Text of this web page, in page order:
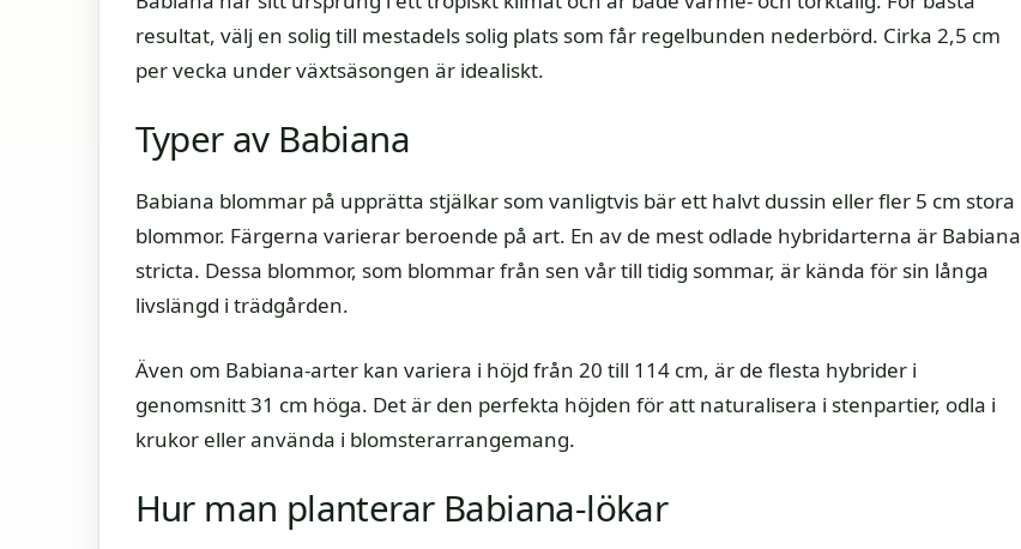
resultat, välj en solig till mestadels solig plats som får regelbunden nederbörd. Cirka 2,5 cm
per vecka under växtsäsongen är idealiskt.
Typer av Babiana
Babiana blommar på upprätta stjälkar som vanligtvis bär ett halvt dussin eller fler 5 cm stora
blommor. Färgerna varierar beroende på art. En av de mest odlade hybridarterna är Babiana
stricta. Dessa blommor, som blommar från sen vår till tidig sommar, är kända för sin långa
livslängd i trädgården.
Även om Babiana-arter kan variera i höjd från 20 till 114 cm, är de flesta hybrider i
genomsnitt 31 cm höga. Det är den perfekta höjden för att naturalisera i stenpartier, odla i
krukor eller använda i blomsterarrangemang.
Hur man planterar Babiana-lökar